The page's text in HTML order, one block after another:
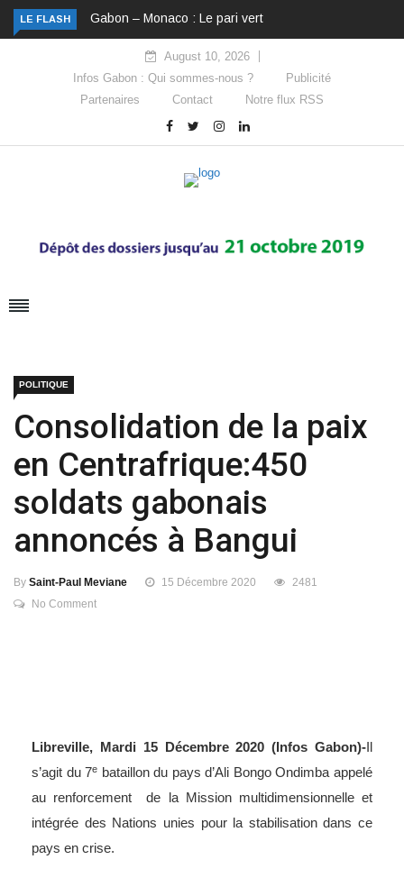
LE FLASH Gabon – Monaco : Le pari vert
August 10, 2026
Infos Gabon : Qui sommes-nous ?
Publicité
Partenaires
Contact Notre flux RSS
POLITIQUE
Consolidation de la paix
en Centrafrique:450
soldats gabonais
annoncés à Bangui
By Saint-Paul Meviane 15 Décembre 2020
2481
No Comment
Libreville, Mardi 15 Décembre 2020 (Infos Gabon)-Il
s’agit du 7e bataillon du pays d’Ali Bongo Ondimba appelé
au renforcement de la Mission multidimensionnelle et
intégrée des Nations unies pour la stabilisation dans ce
pays en crise.